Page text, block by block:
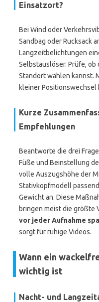
Einsatzort?
Bei Wind oder
Sandbag oder Rucksack
Langzeitbelichtungen
Selbstauslöser. Prüfe,
Standort wählen kannst.
kleiner Positionswechsel
Kurze
Empfehlungen
Beantworte die drei
Füße und Beinstellung
volle Auszugshöhe der
Stativkopfmodell
Gewicht an. Diese
bringen meist die größte
vor jeder Aufnahme
sorgt für ruhige Videos.
Wann ein
wichtig ist
Nacht- und